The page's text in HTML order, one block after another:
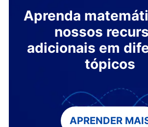
Aprenda
nossos
adicionais em
tópicos
APRENDER